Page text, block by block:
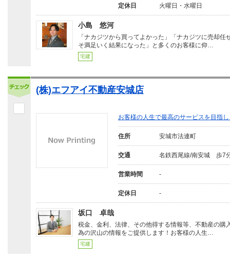
定休日 火曜日・水曜日
小島 悠河
「ナカジツから買ってよかった」「ナカジツに売却任
そ満足いく結果になった」と多くのお客様に仰…
宅建
(株)エフアイ不動産安城店
お客様の人生で最高のサービスを目指
住所 安城市法連町
交通 名鉄西尾線/南安城 歩7
営業時間 -
定休日 -
坂口 卓哉
税金、金利、法律、その他得する情報等、不動産の購
為の沢山の情報をご提供します！お客様の人生…
宅建